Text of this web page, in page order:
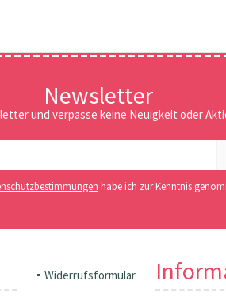
Newsletter
und verpasse keine Neuigkeit oder
habe ich zur Kenntnis
Widerrufsformular